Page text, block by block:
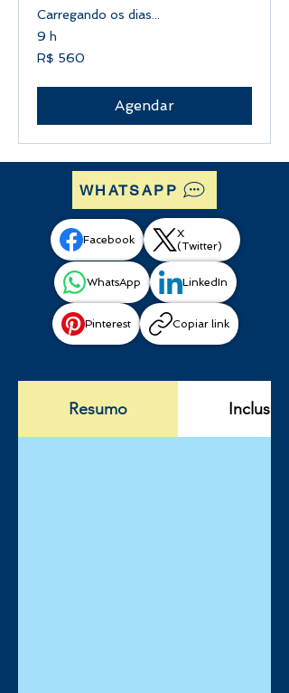
Carregando os dias...
9 h
560
Reais
R$ 560
Agendar
WHATSAPP
Facebook
X
(Twitter)
WhatsApp LinkedIn
Pinterest Copiar link
Resumo Incluso